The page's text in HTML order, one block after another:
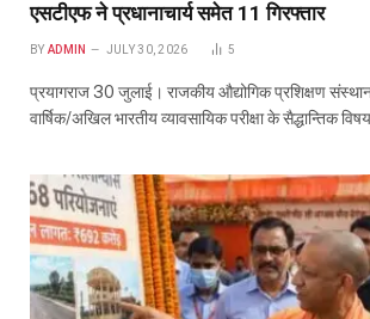
एसटीएफ ने प्रधानाचार्य समेत 11 गिरफ्तार
BY ADMIN JULY 30, 2026 5
प्रयागराज 30 जुलाई। राजकीय औद्योगिक प्रशिक्षण
वार्षिक/अखिल भारतीय व्यावसायिक परीक्षा के सैद्धान्तिक